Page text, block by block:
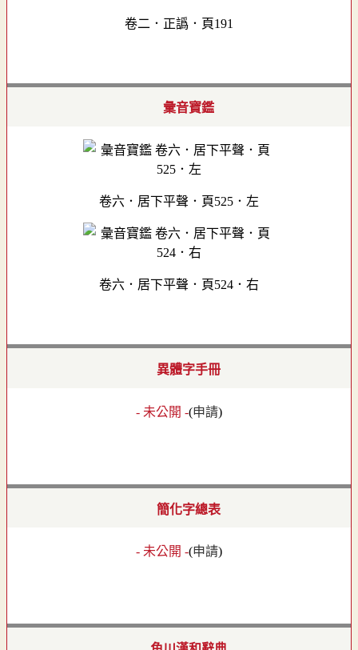
卷二．正譌．頁191
彙音寶鑑
卷六．居下平聲．頁525．左
卷六．居下平聲．頁524．右
異體字手冊
- 未公開 -(申請)
簡化字總表
- 未公開 -(申請)